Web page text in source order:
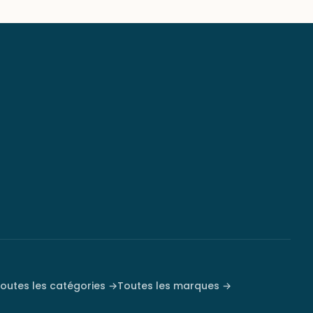
les catégories →Toutes les marques →